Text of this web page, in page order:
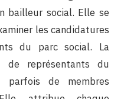
bailleur social. Elle se
les candidatures
du parc social. La
de représentants du
parfois de membres